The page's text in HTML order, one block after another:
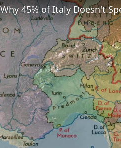
Why 45% of Italy Doesn't